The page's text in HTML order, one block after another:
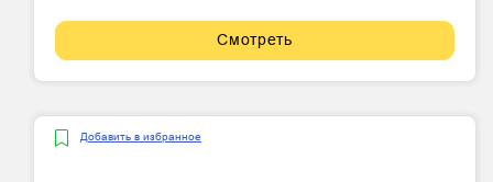
Смотреть
Добавить в избранное